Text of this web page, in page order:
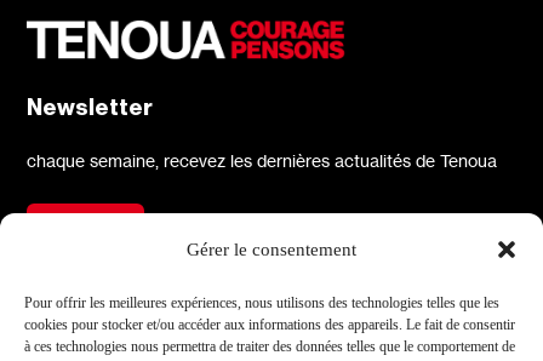
Gérer le consentement
Pour offrir les meilleures expériences, nous utilisons des technologies telles que les
cookies pour stocker et/ou accéder aux informations des appareils. Le fait de consentir
à ces technologies nous permettra de traiter des données telles que le comportement de
Newsletter
chaque semaine, recevez les dernières actualités de Tenoua
À propos
Qui sommes-nous
Réseaux sociaux